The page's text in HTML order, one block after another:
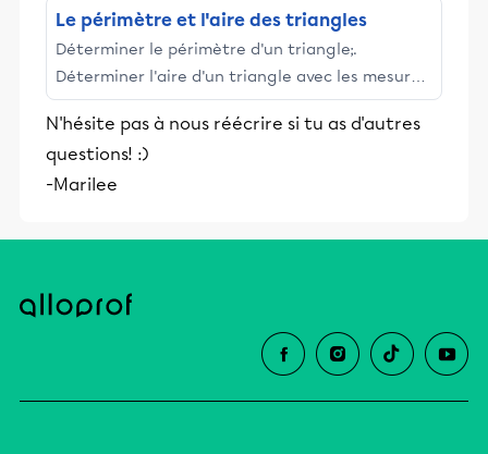
Le périmètre et l'aire des triangles
Déterminer le périmètre d'un triangle;.
Déterminer l'aire d'un triangle avec les mesures
de la base et de la hauteur;. Résoudre des
problèmes écrits en ...
N'hésite pas à nous réécrire si tu as d'autres
questions! :)
-Marilee